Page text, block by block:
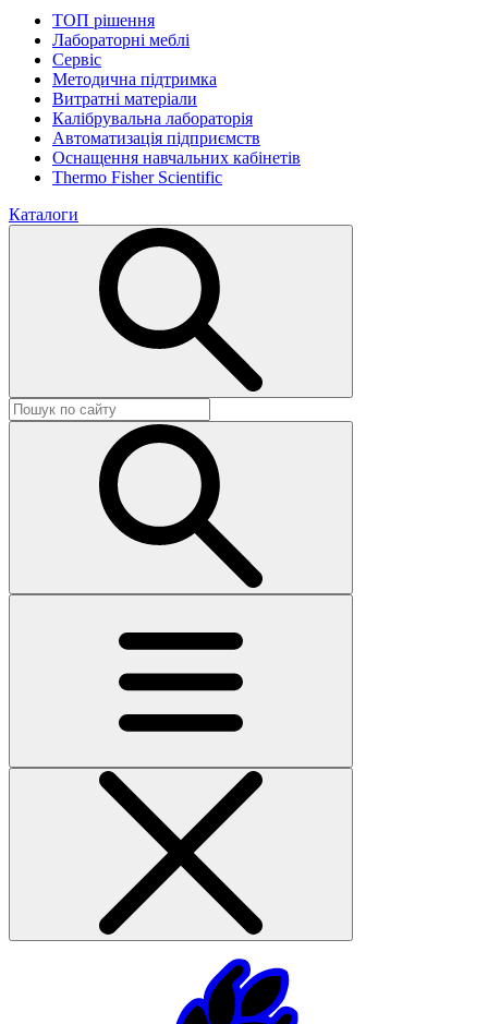
ТОП рішення
Лабораторні меблі
Сервіс
Методична підтримка
Витратні матеріали
Калібрувальна лабораторія
Автоматизація підприємств
Оснащення навчальних кабінетів
Thermo Fisher Scientific
Каталоги